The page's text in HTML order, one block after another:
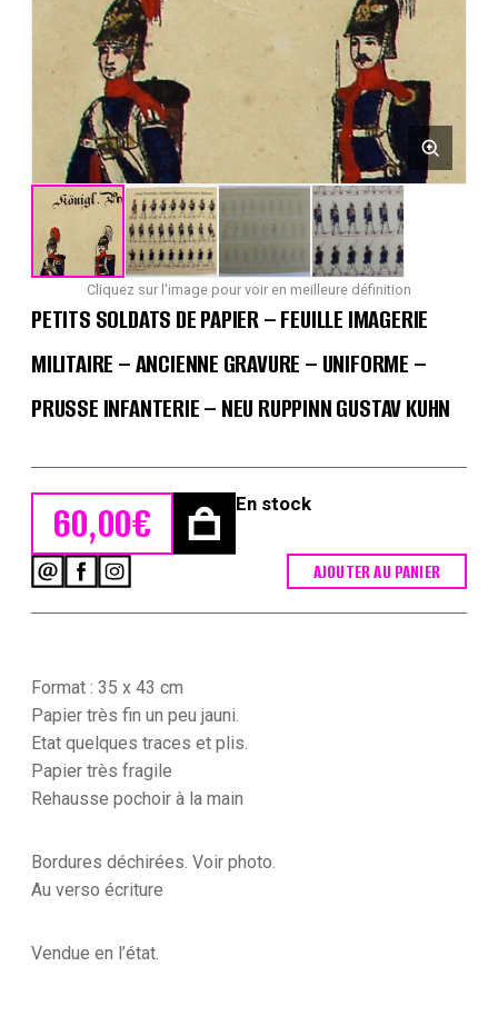
Cliquez sur l'image pour voir en meilleure définition
PETITS SOLDATS DE PAPIER – FEUILLE IMAGERIE
MILITAIRE – ANCIENNE GRAVURE – UNIFORME –
PRUSSE INFANTERIE – NEU RUPPINN GUSTAV KUHN
60,00€ En stock
papier
-
Feuille
imagerie
militaire
-
-
-
-
AJOUTER AU PANIER
Format : 35 x 43 cm
Papier très fin un peu jauni.
Etat quelques traces et plis.
Papier très fragile
Rehausse pochoir à la main
Bordures déchirées. Voir photo.
Au verso écriture
Vendue en l’état.